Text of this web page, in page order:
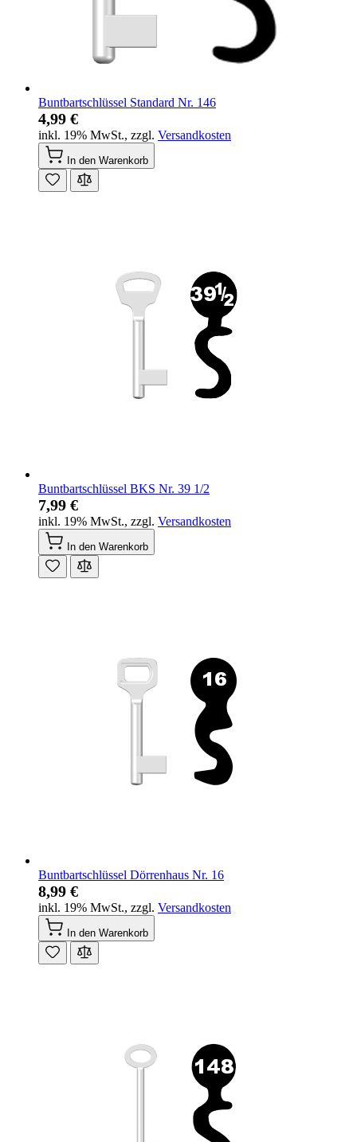
Buntbartschlüssel Standard Nr. 146
4,99 €
inkl. 19% MwSt., zzgl. Versandkosten
In den Warenkorb
Buntbartschlüssel BKS Nr. 39 1/2
7,99 €
inkl. 19% MwSt., zzgl. Versandkosten
In den Warenkorb
Buntbartschlüssel Dörrenhaus Nr. 16
8,99 €
inkl. 19% MwSt., zzgl. Versandkosten
In den Warenkorb